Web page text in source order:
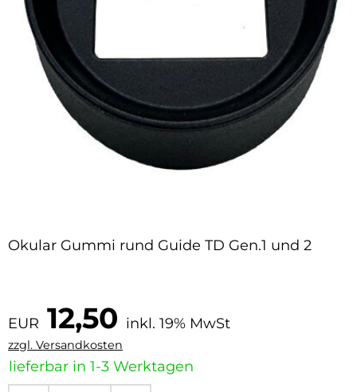
Okular Gummi rund Guide TD Gen.1 und 2
EUR 12,50 inkl. 19% MwSt
zzgl. Versandkosten
lieferbar in 1-3 Werktagen